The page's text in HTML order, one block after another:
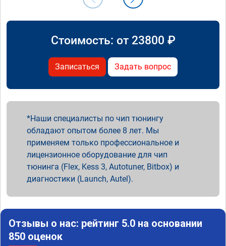
Стоимость: от 23800 ₽
Записаться Задать вопрос
Наши специалисты по чип тюнингу
обладают опытом более 8 лет. Мы
применяем только профессиональное и
лицензионное оборудование для чип
тюнинга (Flex, Kess 3, Autotuner, Bitbox) и
диагностики (Launch, Autel).
Отзывы о нас: рейтинг 5.0 на основании
850 оценок